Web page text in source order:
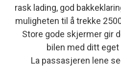
rask lading, god
muligheten til å trekke
Store gode skjermer gir
bilen med ditt
La passasjeren lene